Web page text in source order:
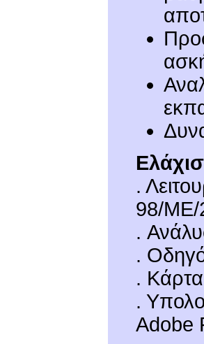
.
98/
.
.
.
.
Adobe